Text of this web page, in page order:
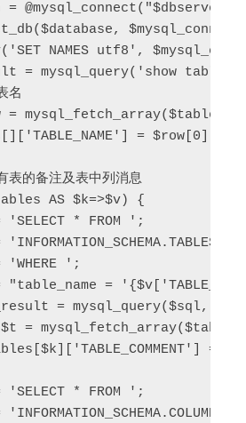
=
NAMES utf8',
= mysql_query('show
名
=
= $row[0];
表的备注及表中列消息
AS $k=>$v) {
'SELECT * FROM ';
'INFORMATION_SCHEMA.TABLES
'WHERE ';
"table_name =
= mysql_query($sql,
=
=
'SELECT * FROM ';
'INFORMATION_SCHEMA.COLUMNS